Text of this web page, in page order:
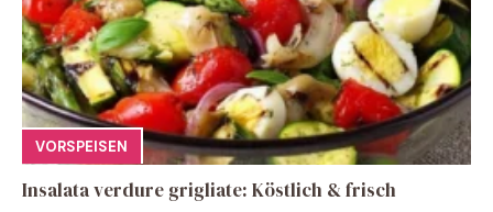
VORSPEISEN
Insalata verdure grigliate: Köstlich & frisch